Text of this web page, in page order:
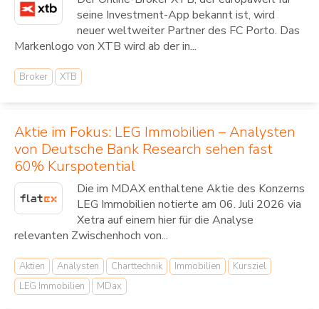
seine Investment-App bekannt ist, wird
neuer weltweiter Partner des FC Porto. Das
Markenlogo von XTB wird ab der in...
Broker XTB
Aktie im Fokus: LEG Immobilien – Analysten
von Deutsche Bank Research sehen fast
60% Kurspotential
Die im MDAX enthaltene Aktie des Konzerns
LEG Immobilien notierte am 06. Juli 2026 via
Xetra auf einem hier für die Analyse
relevanten Zwischenhoch von...
Aktien Analysten Charttechnik Immobilien
Kursziel
LEG Immobilien
MDax